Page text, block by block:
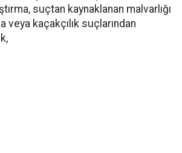
suçtan kaynaklanan malvarlığı
veya kaçakçılık suçlarından